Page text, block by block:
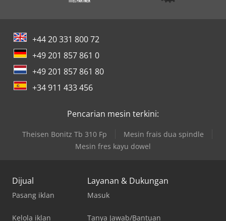
+44 20 331 800 72
+49 201 857 861 0
+49 201 857 861 80
+34 911 433 456
Pencarian mesin terkini:
Theisen Bonitz Tb 310 Fp
Mesin frais dua spindle
Mesin fres kayu dowel
Dijual
Pasang iklan
Kelola iklan
Layanan & Dukungan
Masuk
Tanya Jawab/Bantuan